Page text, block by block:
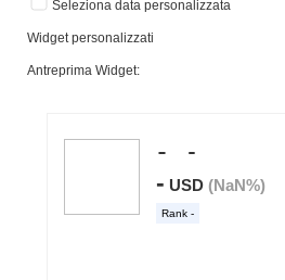
Seleziona data personalizzata
Widget personalizzati
Antreprima Widget: